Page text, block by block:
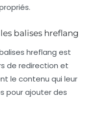
balises hreflang
hreflang est
de redirection et
le contenu qui leur
pour ajouter des